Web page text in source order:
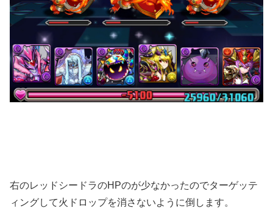
右のレッドシードラのHPのが少なかったのでターゲッテ
ィングして火ドロップを消さないように倒します。